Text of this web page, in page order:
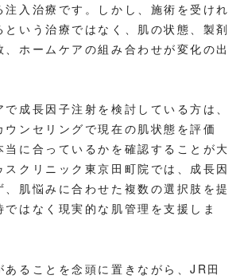
注入治療です。しかし、施術を受けれ
という治療ではなく、肌の状態、製剤
ホームケアの組み合わせが変化の出
成長因子注射を検討している方は、
ウンセリングで現在の肌状態を評価
当に合っているかを確認することが大
クリニック東京田町院では、成長因
肌悩みに合わせた複数の選択肢を提
はなく現実的な肌管理を支援しま
あることを念頭に置きながら、JR田